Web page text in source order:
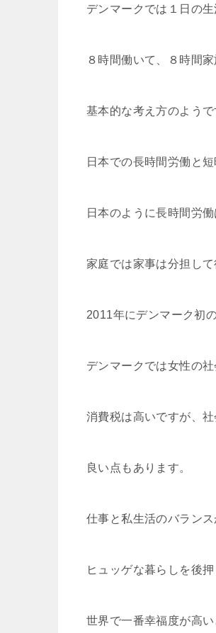
デンマークでは１日の
８時間働いて、８時間
基本的な考え方のようで
日本での長時間労働と
日本のように長時間労
家庭では家事は分担し
2011年にデンマーク初
デンマークでは女性の
消費税は高いですが、
良い点もあります。
仕事と私生活のバラン
ヒュッゲな暮らしを後
世界で一番幸福度が高